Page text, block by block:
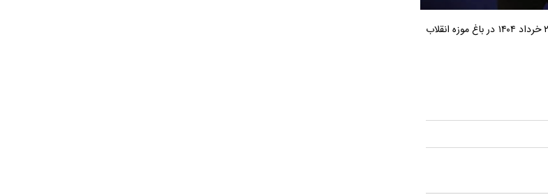
شایان ذکر است هجدهمین جشنواره بین المللی فیلم مقاومت از ۲۷ اردیبهشت آغاز شده و تا ۲ خرداد ۱۴۰۴ در باغ موزه انقلاب